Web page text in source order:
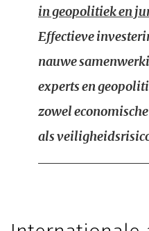
in geopolitiek en
Effectieve
nauwe
experts en
zowel
als